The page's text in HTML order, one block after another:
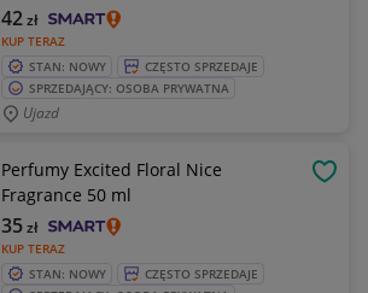
KUP TERAZ
42zł
STAN: NOWY
CZĘSTO SPRZEDAJE
SPRZEDAJĄCY: OSOBA PRYWATNA
Ujazd
Perfumy Excited Floral Nice
Fragrance 50 ml
KUP TERAZ
35zł
STAN: NOWY
CZĘSTO SPRZEDAJE